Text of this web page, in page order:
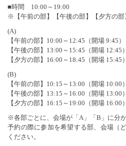
■時間 10:00～19:00
※【午前の部】【午後の部】【夕方の部
(A)
【午前の部】10:00～12:45（開場 9:45）
【午後の部】13:00～15:45（開場 12:45）
【夕方の部】16:00～18:45（開場 15:45）
(B)
【午前の部】10:15～13:00（開場 10:00）
【午後の部】13:15～16:00（開場 13:00）
【夕方の部】16:15～19:00（開場 16:00）
※各部ごとに、会場が「A」「B」に分か
予約の際に参加を希望する部、会場（
ください。